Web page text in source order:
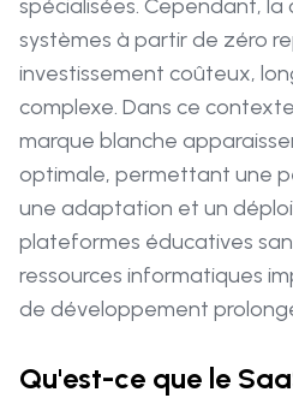
spécialisées. Cependant, la
systèmes à partir de zéro
investissement coûteux,
complexe. Dans ce
marque blanche
optimale, permettant une
une adaptation et un
plateformes éducatives
ressources informatiques
de développement
Qu'est-ce que le